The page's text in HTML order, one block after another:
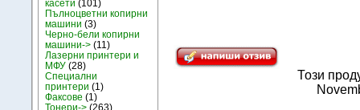
касети (101)
Пълноцветни копирни
машини (3)
Черно-бели копирни
машини-> (11)
Лазерни принтери и
МФУ (28)
Специални
принтери (1)
Факсове (1)
Тонери-> (263)
Този